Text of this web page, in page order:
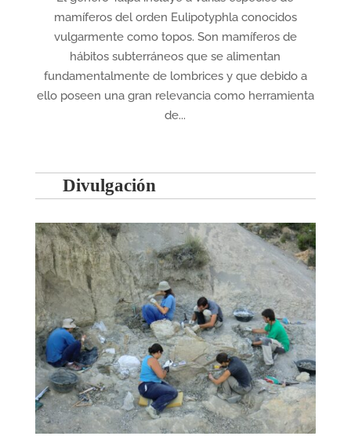
mamíferos del orden Eulipotyphla conocidos
vulgarmente como topos. Son mamíferos de
hábitos subterráneos que se alimentan
fundamentalmente de lombrices y que debido a
ello poseen una gran relevancia como herramienta
de...
Divulgación